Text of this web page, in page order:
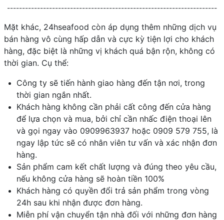
----------------------------------------------------------------------
Mặt khác, 24hseafood còn áp dụng thêm những dịch vụ
bán hàng vô cùng hấp dẫn và cực kỳ tiện lợi cho khách
hàng, đặc biệt là những vị khách quá bận rộn, không có
thời gian. Cụ thể:
Công ty sẽ tiến hành giao hàng đến tận nơi, trong
thời gian ngắn nhất.
Khách hàng không cần phải cất công đến cửa hàng
để lựa chọn và mua, bởi chỉ cần nhấc điện thoại lên
và gọi ngay vào 0909963937 hoặc 0909 579 755, là
ngay lập tức sẽ có nhân viên tư vấn và xác nhận đơn
hàng.
Sản phẩm cam kết chất lượng và đúng theo yêu cầu,
nếu không cửa hàng sẽ hoàn tiền 100%
Khách hàng có quyền đổi trả sản phẩm trong vòng
24h sau khi nhận được đơn hàng.
Miễn phí vận chuyển tận nhà đối với những đơn hàng